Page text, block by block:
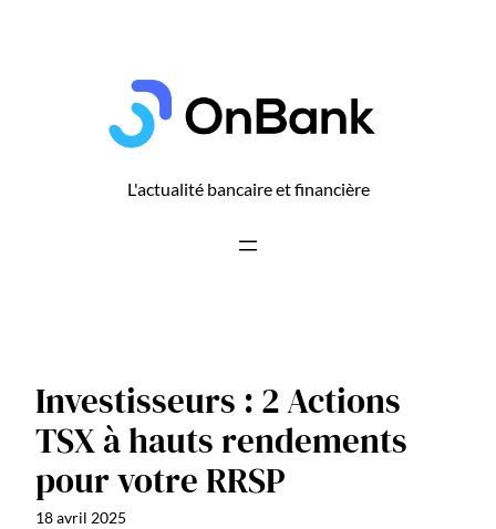
L'actualité bancaire et financière
Investisseurs : 2 Actions
TSX à hauts rendements
pour votre RRSP
18 avril 2025